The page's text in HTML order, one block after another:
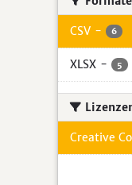
CSV - 6
XLSX - 5
Creative